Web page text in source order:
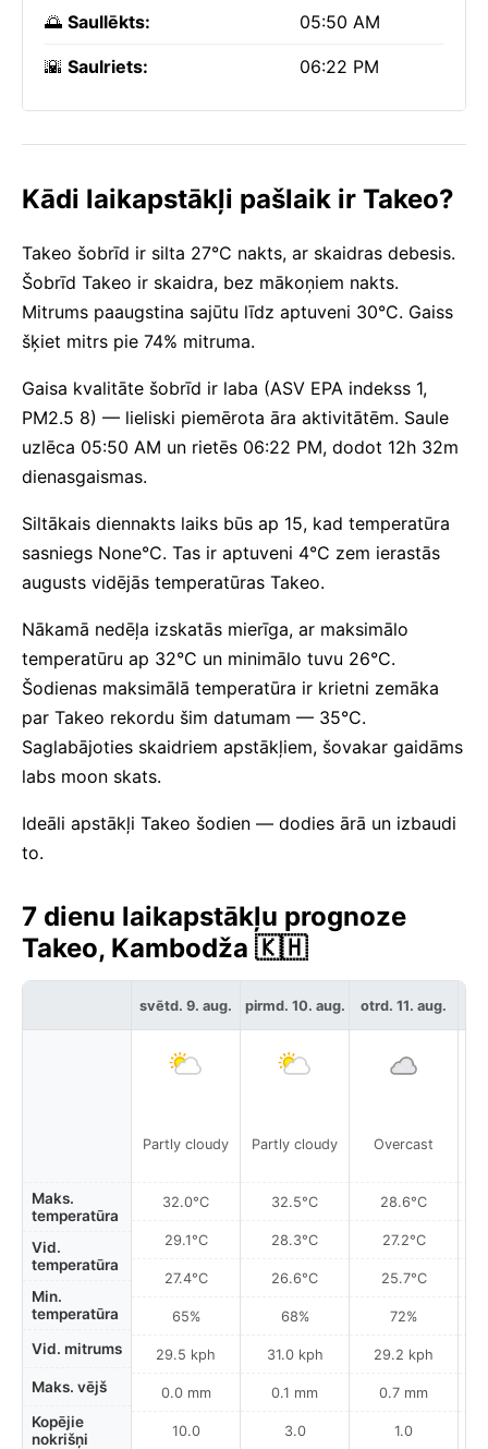
🌅 Saullēkts: 05:50 AM
🌇 Saulriets: 06:22 PM
Kādi laikapstākļi pašlaik ir Takeo?
Takeo šobrīd ir silta 27°C nakts, ar skaidras debesis.
Šobrīd Takeo ir skaidra, bez mākoņiem nakts.
Mitrums paaugstina sajūtu līdz aptuveni 30°C. Gaiss
šķiet mitrs pie 74% mitruma.
Gaisa kvalitāte šobrīd ir laba (ASV EPA indekss 1,
PM2.5 8) — lieliski piemērota āra aktivitātēm. Saule
uzlēca 05:50 AM un rietēs 06:22 PM, dodot 12h 32m
dienasgaismas.
Siltākais diennakts laiks būs ap 15, kad temperatūra
sasniegs None°C. Tas ir aptuveni 4°C zem ierastās
augusts vidējās temperatūras Takeo.
Nākamā nedēļa izskatās mierīga, ar maksimālo
temperatūru ap 32°C un minimālo tuvu 26°C.
Šodienas maksimālā temperatūra ir krietni zemāka
par Takeo rekordu šim datumam — 35°C.
Saglabājoties skaidriem apstākļiem, šovakar gaidāms
labs moon skats.
Ideāli apstākļi Takeo šodien — dodies ārā un izbaudi
to.
7 dienu laikapstākļu prognoze
Takeo, Kambodža 🇰🇭
Maks.
temperatūra
Vid.
temperatūra
Min.
temperatūra
Vid. mitrums
Maks. vējš
Kopējie
nokrišņi
svētd. 9. aug.
Partly cloudy
32.0°C
29.1°C
27.4°C
65%
29.5 kph
0.0 mm
10.0
pirmd. 10. aug.
Partly cloudy
32.5°C
28.3°C
26.6°C
68%
31.0 kph
0.1 mm
3.0
otrd. 11. aug.
Overcast
28.6°C
27.2°C
25.7°C
72%
29.2 kph
0.7 mm
1.0